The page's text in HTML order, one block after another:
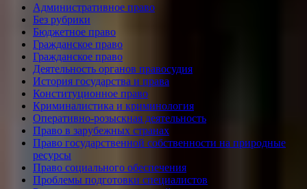
Административное право
Без рубрики
Бюджетное право
Гражданское право
Гражданское право
Деятельность органов правосудия
История государства и права
Конституционное право
Криминалистика и криминология
Оперативно-розыскная деятельность
Право в зарубежных странах
Право государственной собственности на природные
ресурсы
Право социального обеспечения
Проблемы подготовки специалистов